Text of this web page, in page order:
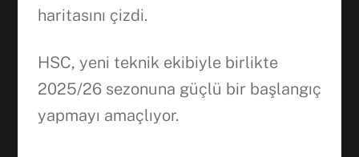
haritasını çizdi.
HSC, yeni teknik ekibiyle birlikte
2025/26 sezonuna güçlü bir başlangıç
yapmayı amaçlıyor.